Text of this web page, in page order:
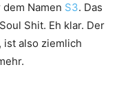
dem Namen S3. Das
Shit. Eh klar. Der
ist also ziemlich